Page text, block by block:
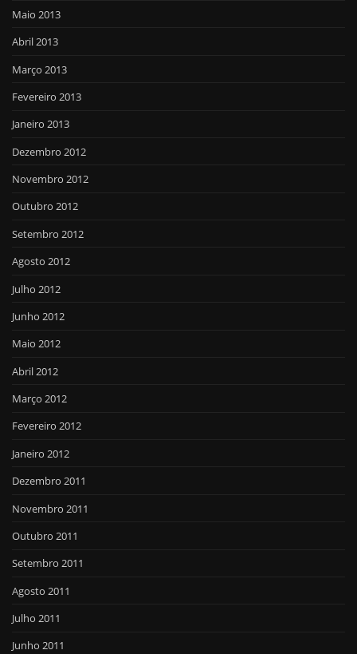
Maio 2013
Abril 2013
Março 2013
Fevereiro 2013
Janeiro 2013
Dezembro 2012
Novembro 2012
Outubro 2012
Setembro 2012
Agosto 2012
Julho 2012
Junho 2012
Maio 2012
Abril 2012
Março 2012
Fevereiro 2012
Janeiro 2012
Dezembro 2011
Novembro 2011
Outubro 2011
Setembro 2011
Agosto 2011
Julho 2011
Junho 2011